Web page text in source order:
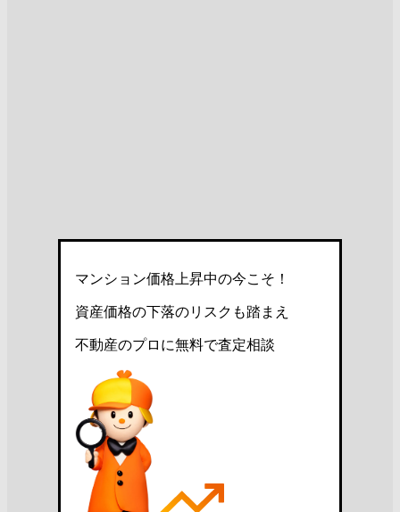
マンション価格上昇中の今こそ！
資産価格の下落のリスクも踏まえ
不動産のプロに無料で査定相談